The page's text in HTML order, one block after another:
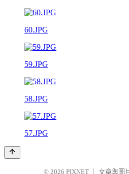
60.JPG
59.JPG
58.JPG
57.JPG
© 2026 PIXNET 文章與圖